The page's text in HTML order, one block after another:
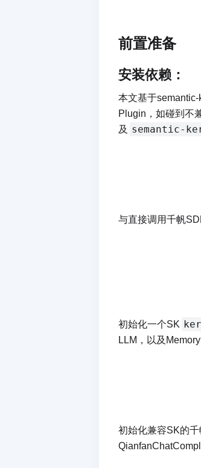
前置准备
安装依赖：
本文基于semantic-
Plugin，如碰到不
及 semantic-
与直接调用千帆
初始化一个SK
LLM，以及
初始化兼容SK的